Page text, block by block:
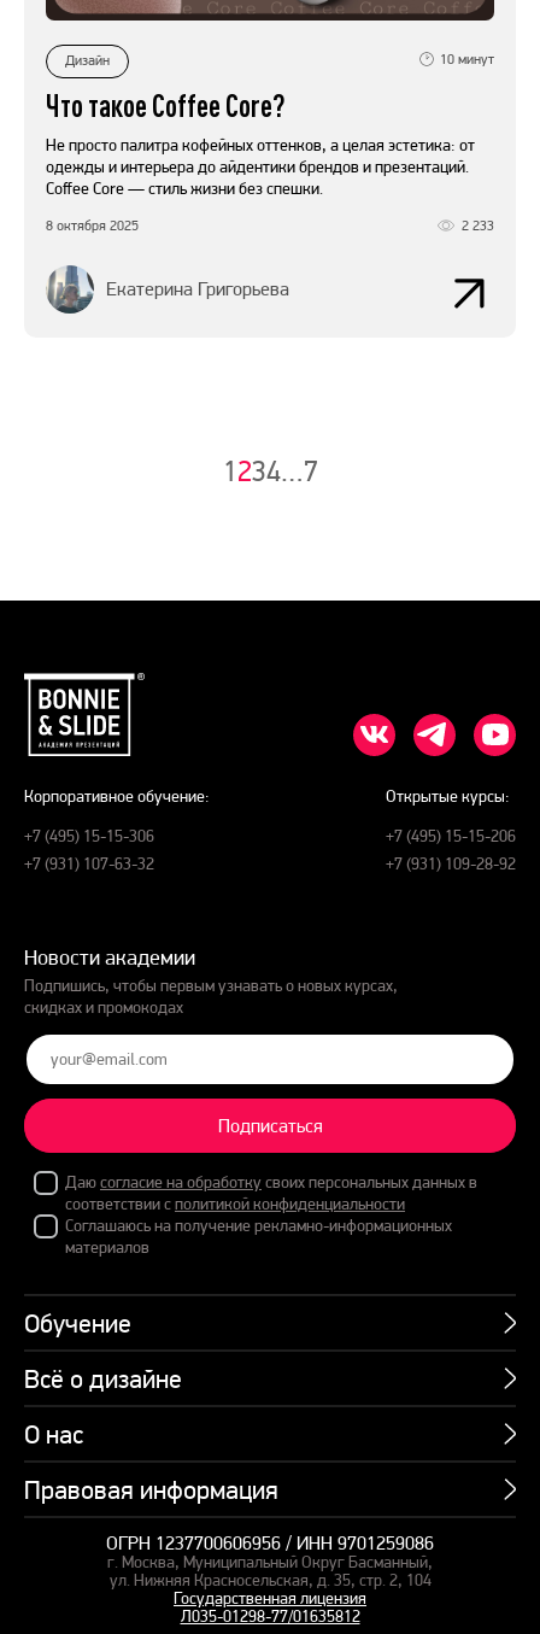
Дизайн 10 минут
Что такое Coffee Core?
Не просто палитра кофейных оттенков, а целая эстетика: от
одежды и интерьера до айдентики брендов и презентаций.
Coffee Core — стиль жизни без спешки.
8 октября 2025 2 233
Екатерина Григорьева
1234…7
Корпоративное обучение:
+7 (495) 15-15-306
+7 (931) 107-63-32
Открытые курсы:
+7 (495) 15-15-206
+7 (931) 109-28-92
Новости академии
Подпишись, чтобы первым узнавать о новых курсах,
скидках и промокодах
Подписаться
Даюсогласие на обработкусвоих персональных данных в
соответствии сполитикой конфиденциальности
Соглашаюсь на получение рекламно-информационных
материалов
Обучение
Курсы
Пакетные предложения
Профессии
Подарочные сертификаты
Корпоративное обучение
Курсы для сотрудников
Пакетные предложения
Всё о дизайне
Учебник по презентациям
Банк слайдов
Вебинары
Студия дизайна
О нас
Об академии
СМИ о нас
Правовая информация
Карта сайта
Оферта и лицензия
ОГРН 1237700606956 / ИНН 9701259086
г. Москва, Муниципальный Округ Басманный,
ул. Нижняя Красносельская, д. 35, стр. 2, 104
Государственная лицензия
Л035-01298-77/01635812